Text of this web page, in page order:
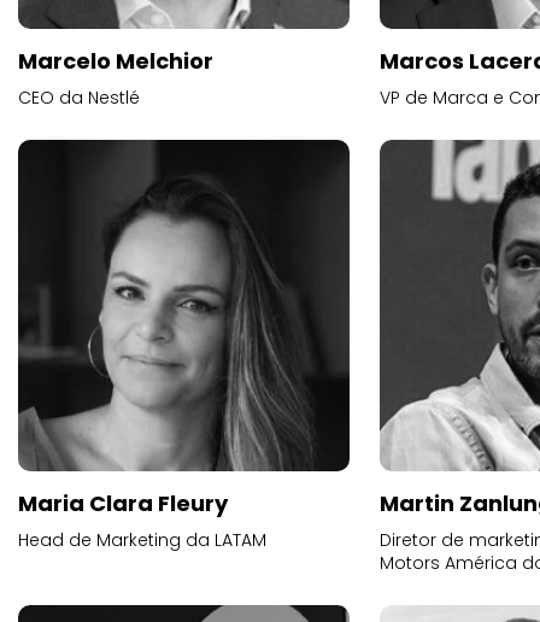
Marcelo Melchior
CEO da Nestlé
Marcos
VP de Marca e
Maria Clara Fleury
Head de Marketing da LATAM
Martin
Diretor de
Motors América